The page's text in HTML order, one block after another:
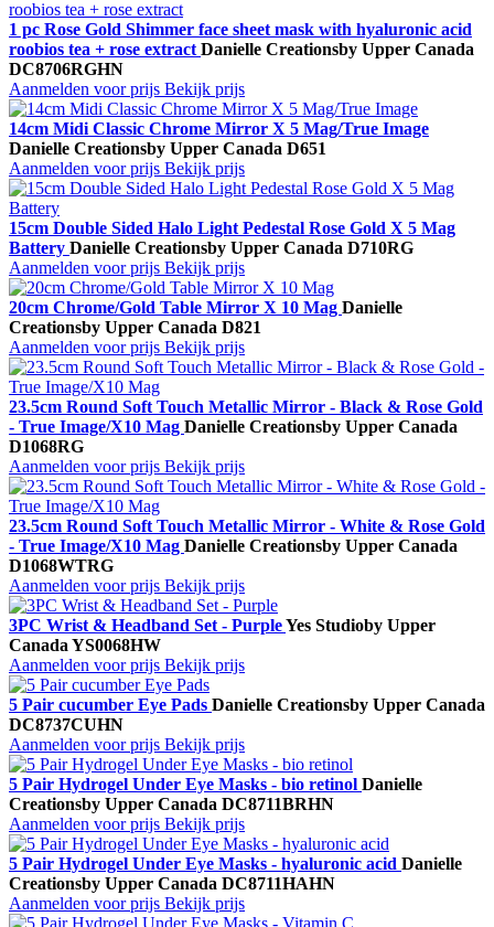
1 pc Rose Gold Shimmer face sheet mask with hyaluronic acid
roobios tea + rose extract Danielle Creationsby Upper Canada
DC8706RGHN
Aanmelden voor prijs Bekijk prijs
14cm Midi Classic Chrome Mirror X 5 Mag/True Image
Danielle Creationsby Upper Canada D651
Aanmelden voor prijs Bekijk prijs
15cm Double Sided Halo Light Pedestal Rose Gold X 5 Mag
Battery Danielle Creationsby Upper Canada D710RG
Aanmelden voor prijs Bekijk prijs
20cm Chrome/Gold Table Mirror X 10 Mag Danielle
Creationsby Upper Canada D821
Aanmelden voor prijs Bekijk prijs
23.5cm Round Soft Touch Metallic Mirror - Black & Rose Gold
- True Image/X10 Mag Danielle Creationsby Upper Canada
D1068RG
Aanmelden voor prijs Bekijk prijs
23.5cm Round Soft Touch Metallic Mirror - White & Rose Gold
- True Image/X10 Mag Danielle Creationsby Upper Canada
D1068WTRG
Aanmelden voor prijs Bekijk prijs
3PC Wrist & Headband Set - PurpleYes Studioby Upper
Canada YS0068HW
Aanmelden voor prijs Bekijk prijs
5 Pair cucumber Eye Pads Danielle Creationsby Upper Canada
DC8737CUHN
Aanmelden voor prijs Bekijk prijs
5 Pair Hydrogel Under Eye Masks - bio retinol Danielle
Creationsby Upper Canada DC8711BRHN
Aanmelden voor prijs Bekijk prijs
5 Pair Hydrogel Under Eye Masks - hyaluronic acid Danielle
Creationsby Upper Canada DC8711HAHN
Aanmelden voor prijs Bekijk prijs